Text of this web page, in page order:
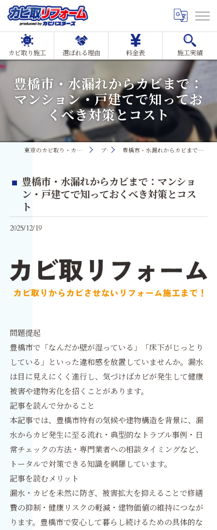
カビ取り施工 選ばれる理由 料金表 施工実績
豊橋市・水漏れからカビまで：
マンション・戸建てで知ってお
くべき対策とコスト
東京のカビ取り・カビ対策ならMIST工法®カビ取リフォーム ブログ 豊橋市・水漏れからカビまで：マンション・戸建てで知っておくべき対策とコスト
豊橋市・水漏れからカビまで：マンショ
ン・戸建てで知っておくべき対策とコス
ト
2025/12/19
問題提起
豊橋市で「なんだか壁が湿っている」「床下がじっとり
している」といった違和感を放置していませんか。漏水
は目に見えにくく進行し、気づけばカビが発生して健康
被害や建物劣化を招くことがあります。
記事を読んで分かること
本記事では、豊橋市特有の気候や建物構造を背景に、漏
水からカビ発生に至る流れ・典型的なトラブル事例・日
常チェックの方法・専門業者への相談タイミングなど、
トータルで対策できる知識を網羅しています。
記事を読むメリット
漏水・カビを未然に防ぎ、被害拡大を抑えることで修繕
費の抑制・健康リスクの軽減・建物価値の維持につなが
ります。豊橋市で安心して暮らし続けるための具体的な